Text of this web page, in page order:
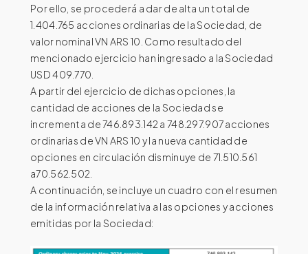
Por ello, se procederá a dar de alta un total de
1.404.765 acciones ordinarias de la Sociedad, de
valor nominal VN ARS 10. Como resultado del
mencionado ejercicio han ingresado a la Sociedad
USD 409.770.
A partir del ejercicio de dichas opciones, la
cantidad de acciones de la Sociedad se
incrementa de 746.893.142 a 748.297.907 acciones
ordinarias de VN ARS 10 y la nueva cantidad de
opciones en circulación disminuye de 71.510.561
a70.562.502.
A continuación, se incluye un cuadro con el resumen
de la información relativa a las opciones y acciones
emitidas por la Sociedad: